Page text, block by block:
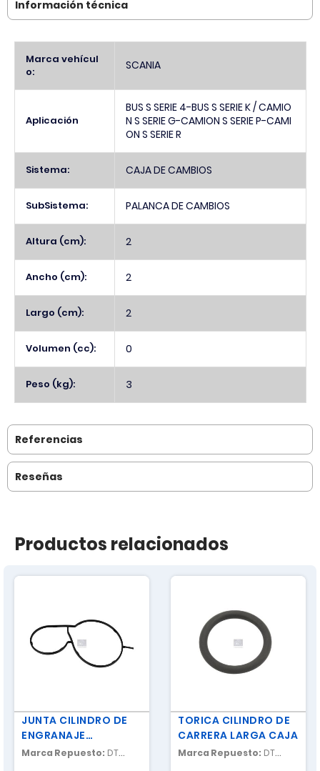
Información técnica
Información
Marca vehícul
o:
SCANIA
Aplicación
BUS S SERIE 4-BUS S SERIE K / CAMIO
N S SERIE G-CAMION S SERIE P-CAMI
ON S SERIE R
Sistema: CAJA DE CAMBIOS
SubSistema: PALANCA DE CAMBIOS
Altura (cm): 2
Ancho (cm): 2
Largo (cm): 2
Volumen (cc): 0
Peso (kg): 3
Referencias
Reseñas
Productos relacionados
JUNTA CILINDRO DE
ENGRANAJE
PLANETARIO
Marca Repuesto: DT
TORICA CILINDRO DE
CARRERA LARGA CAJA
Marca Repuesto: DT